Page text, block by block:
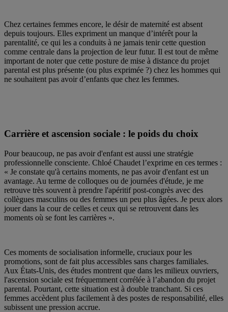
Chez certaines femmes encore, le désir de maternité est absent
depuis toujours. Elles expriment un manque d’intérêt pour la
parentalité, ce qui les a conduits à ne jamais tenir cette question
comme centrale dans la projection de leur futur. Il est tout de même
important de noter que cette posture de mise à distance du projet
parental est plus présente (ou plus exprimée ?) chez les hommes qui
ne souhaitent pas avoir d’enfants que chez les femmes.
Carrière et ascension sociale : le poids du choix
Pour beaucoup, ne pas avoir d'enfant est aussi une stratégie
professionnelle consciente. Chloé Chaudet l’exprime en ces termes :
« Je constate qu'à certains moments, ne pas avoir d'enfant est un
avantage. Au terme de colloques ou de journées d'étude, je me
retrouve très souvent à prendre l'apéritif post-congrès avec des
collègues masculins ou des femmes un peu plus âgées. Je peux alors
jouer dans la cour de celles et ceux qui se retrouvent dans les
moments où se font les carrières ».
Ces moments de socialisation informelle, cruciaux pour les
promotions, sont de fait plus accessibles sans charges familiales.
Aux États-Unis, des études montrent que dans les milieux ouvriers,
l'ascension sociale est fréquemment corrélée à l’abandon du projet
parental. Pourtant, cette situation est à double tranchant. Si ces
femmes accèdent plus facilement à des postes de responsabilité, elles
subissent une pression accrue.